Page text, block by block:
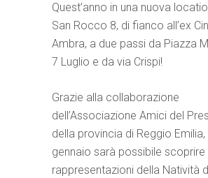
Quest’anno in una nuova
San Rocco 8, di fianco all’ex
Ambra, a due passi da Piazza
7 Luglio e da via Crispi!
Grazie alla collaborazione
dell’Associazione Amici del
della provincia di Reggio
gennaio sarà possibile scoprire
rappresentazioni della Natività